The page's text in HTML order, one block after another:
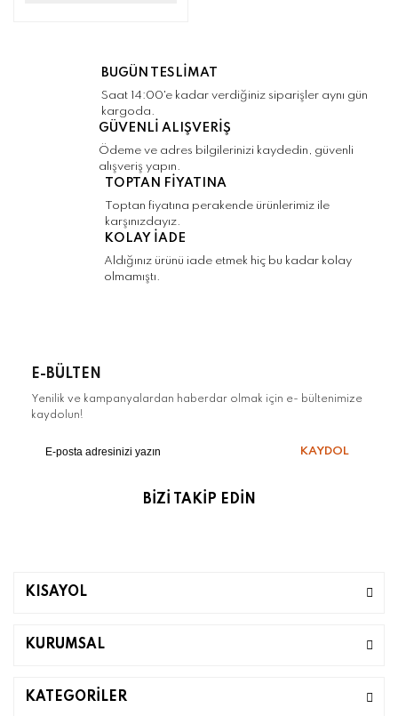
BUGÜN TESLİMAT
Saat 14:00'e kadar verdiğiniz siparişler aynı gün
kargoda.
GÜVENLİ ALIŞVERİŞ
Ödeme ve adres bilgilerinizi kaydedin, güvenli
alışveriş yapın.
TOPTAN FİYATINA
Toptan fiyatına perakende ürünlerimiz ile
karşınızdayız.
KOLAY İADE
Aldığınız ürünü iade etmek hiç bu kadar kolay
olmamıştı.
E-BÜLTEN
Yenilik ve kampanyalardan haberdar olmak için e- bültenimize
kaydolun!
KAYDOL
BİZİ TAKİP EDİN
KISAYOL
KURUMSAL
KATEGORİLER